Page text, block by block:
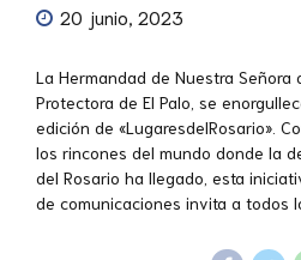
20 junio, 2023
La Hermandad de Nuestra Señora
Protectora de El Palo, se
edición de «LugaresdelRosario».
los rincones del mundo donde la
del Rosario ha llegado, esta
de comunicaciones invita a todos